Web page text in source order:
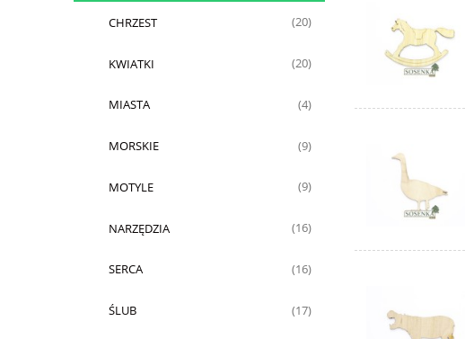
CHRZEST (20)
KWIATKI (20)
MIASTA (4)
MORSKIE (9)
MOTYLE (9)
NARZĘDZIA (16)
SERCA (16)
ŚLUB (17)